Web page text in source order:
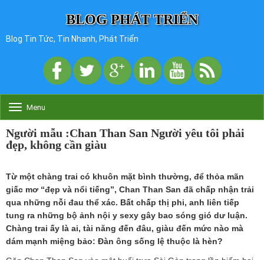
BLOG PHÁT TRIỂN
Blog Tin Tức, Tin Nhanh, Phát Triển
o
g
g
n
a
v
i
g
o
Menu
Người mẫu :Chan Than San Người yêu tôi phải
đẹp, không cần giàu
Từ một chàng trai có khuôn mặt bình thường, để thỏa mãn
giấc mơ “đẹp và nổi tiếng”, Chan Than San đã chấp nhận trải
qua những nỗi đau thể xác. Bất chấp thị phi, anh liên tiếp
tung ra những bộ ảnh nội y sexy gây bao sóng gió dư luận.
Chàng trai ấy là ai, tài năng đến đâu, giàu đến mức nào mà
dám mạnh miệng bảo: Đàn ông sống lệ thuộc là hèn?